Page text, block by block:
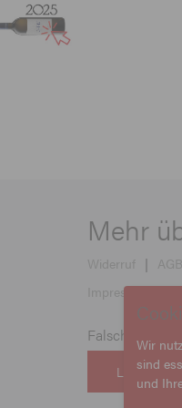
Mehr
Widerruf | AGB
Impressum |
Falsches Land
LAND
Wir
sind
und